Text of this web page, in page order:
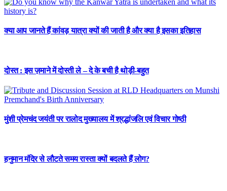
क्या आप जानते हैं कांवड़ यात्रा क्यों की जाती है और क्या है इसका इतिहास
दोस्त : इस ज़माने में दोस्ती ले – दे के बची है थोड़ी-बहुत
मुंशी प्रेमचंद जयंती पर रालोद मुख्यालय में श्रद्धांजलि एवं विचार गोष्ठी
हनुमान मंदिर से लौटते समय रास्ता क्यों बदलते हैं लोग?